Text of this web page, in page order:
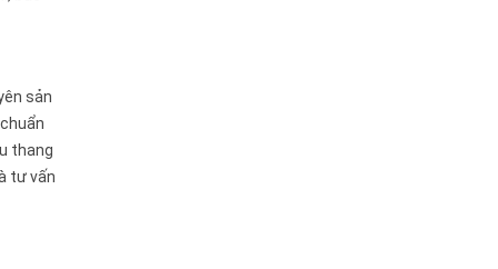
sản
thang
tư vấn